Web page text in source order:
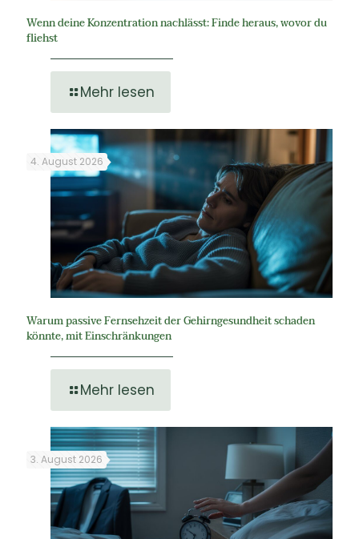
Wenn deine Konzentration nachlässt: Finde heraus, wovor du
fliehst
Mehr lesen
4. August 2026
Warum passive Fernsehzeit der Gehirngesundheit schaden
könnte, mit Einschränkungen
Mehr lesen
3. August 2026